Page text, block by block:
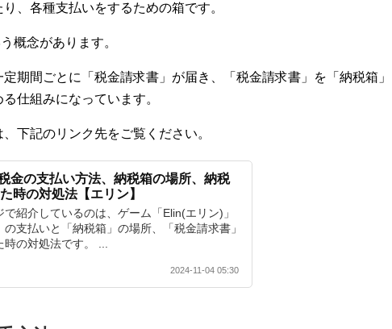
、各種支払いをするための箱です。
概念があります。
期間ごとに「税金請求書」が届き、「税金請求書」を「納税箱」
仕組みになっています。
下記のリンク先をご覧ください。
金の支払い方法、納税箱の場所、納税
時の対処法【エリン】
で紹介しているのは、ゲーム「Elin(エリン)」
の支払いと「納税箱」の場所、「税金請求書」
時の対処法です。 ...
2024-11-04 05:30